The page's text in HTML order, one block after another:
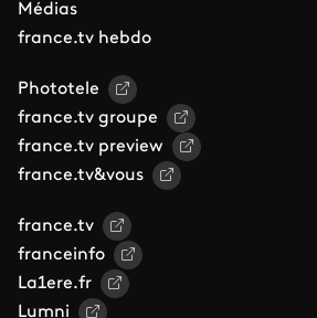
Médias
france.tv hebdo
Phototele
france.tv groupe
france.tv preview
france.tv&vous
france.tv
franceinfo
La1ere.fr
Lumni